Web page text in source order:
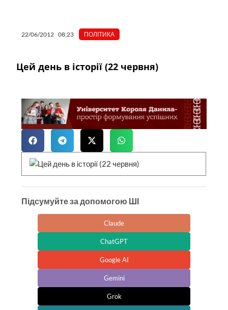
22/06/2012 08:23 ПОЛІТИКА
Цей день в історії (22 червня)
Підсумуйте за допомогою ШІ
Claude
ChatGPT
Google AI
Gemini
Grok